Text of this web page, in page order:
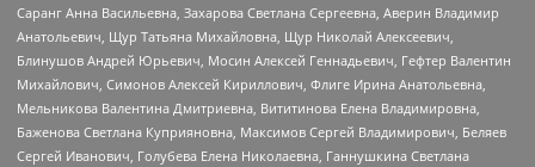
Саранг Анна Васильевна, Захарова Светлана Сергеевна, Аверин Владимир
Анатольевич, Щур Татьяна Михайловна, Щур Николай Алексеевич,
Блинушов Андрей Юрьевич, Мосин Алексей Геннадьевич, Гефтер Валентин
Михайлович, Симонов Алексей Кириллович, Флиге Ирина Анатольевна,
Мельникова Валентина Дмитриевна, Вититинова Елена Владимировна,
Баженова Светлана Куприяновна, Максимов Сергей Владимирович, Беляев
Сергей Иванович, Голубева Елена Николаевна, Ганнушкина Светлана